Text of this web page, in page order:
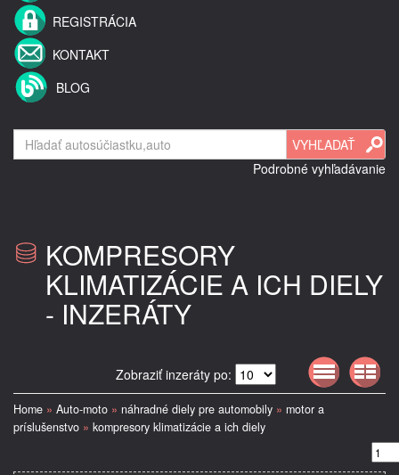
REGISTRÁCIA
KONTAKT
BLOG
Podrobné vyhľadávanie
KOMPRESORY
KLIMATIZÁCIE A ICH DIELY
- INZERÁTY
Zobraziť inzeráty po:
Home » Auto-moto » náhradné diely pre automobily » motor a
príslušenstvo » kompresory klimatizácie a ich diely